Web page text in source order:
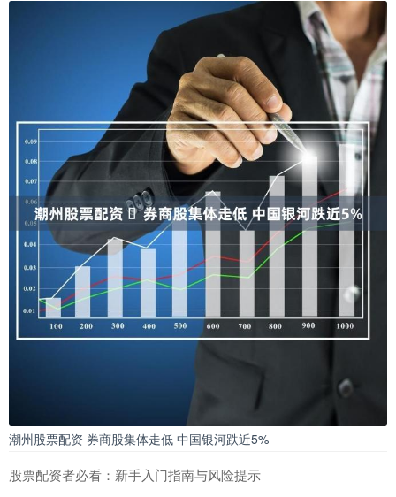
潮州股票配资 ​券商股集体走低 中国银河跌近5%
股票配资者必看：新手入门指南与风险提示